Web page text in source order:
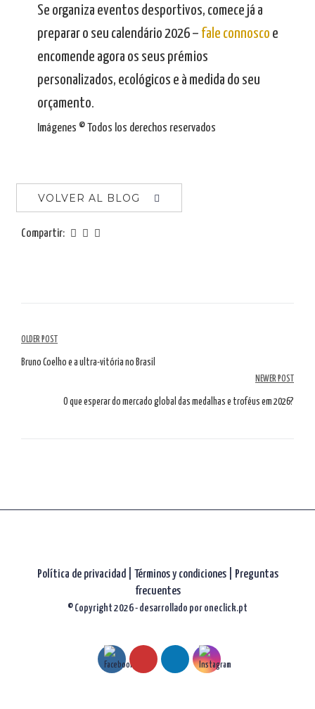
Se organiza eventos desportivos, comece já a
preparar o seu calendário 2026 – fale connosco e
encomende agora os seus prémios
personalizados, ecológicos e à medida do seu
orçamento.
Imágenes © Todos los derechos reservados
VOLVER AL BLOG
Compartir:
Navegación
por
artículos
OLDER POST
Bruno Coelho e a ultra-vitória no Brasil
NEWER POST
O que esperar do mercado global das medalhas e troféus em 2026?
Política de privacidad| Términos y condiciones |
Preguntas
frecuentes
© Copyright 2026 - desarrollado por oneclick.pt